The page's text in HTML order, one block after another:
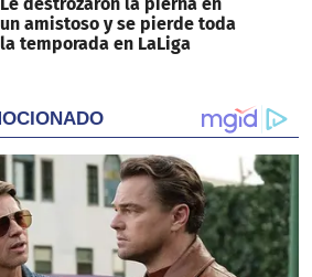
un amistoso y se pierde toda
la temporada en LaLiga